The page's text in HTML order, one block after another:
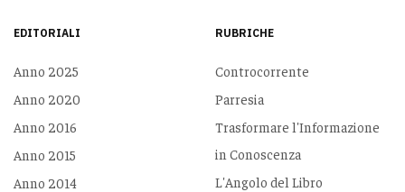
EDITORIALI
Anno 2025
Anno 2020
Anno 2016
Anno 2015
Anno 2014
RUBRICHE
Controcorrente
Parresia
Trasformare l'Informazione
in Conoscenza
L'Angolo del Libro